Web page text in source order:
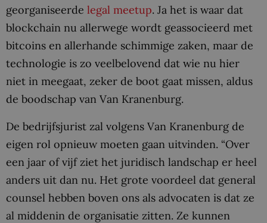
georganiseerde legal meetup. Ja het is waar dat
blockchain nu allerwege wordt geassocieerd met
bitcoins en allerhande schimmige zaken, maar de
technologie is zo veelbelovend dat wie nu hier
niet in meegaat, zeker de boot gaat missen, aldus
de boodschap van Van Kranenburg.
De bedrijfsjurist zal volgens Van Kranenburg de
eigen rol opnieuw moeten gaan uitvinden. “Over
een jaar of vijf ziet het juridisch landschap er heel
anders uit dan nu. Het grote voordeel dat general
counsel hebben boven ons als advocaten is dat ze
al middenin de organisatie zitten. Ze kunnen